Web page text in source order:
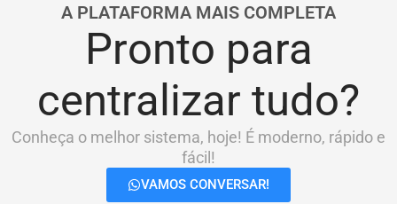
A PLATAFORMA MAIS COMPLETA
Pronto para
centralizar tudo?
Conheça o melhor sistema, hoje! É moderno, rápido e
fácil!
VAMOS CONVERSAR!